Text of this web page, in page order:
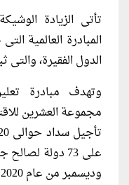
تأتى الزيادة
المبادرة العالمية
الدول الفقيرة، والتى
وتهدف مبادرة
على 73 دولة
وديسمبر من عام 2020.